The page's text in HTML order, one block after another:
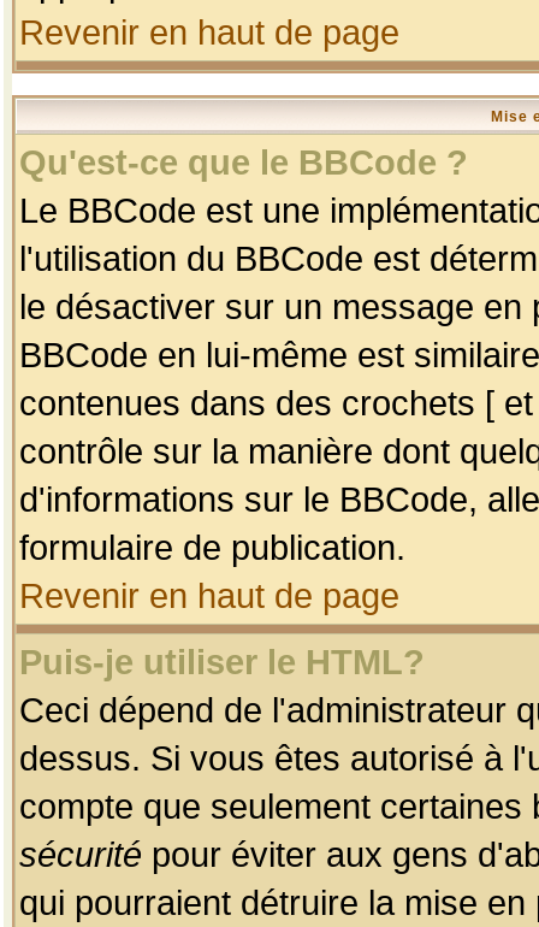
Revenir en haut de page
Mise
Qu'est-ce que le BBCode ?
Le BBCode est une
l'utilisation du BBCode est
le désactiver sur un message
BBCode en lui-même est
contenues dans des crochets [
contrôle sur la manière dont
d'informations sur le BBCode,
formulaire de publication.
Revenir en haut de page
Puis-je utiliser le HTML?
Ceci dépend de l'administrateur
dessus. Si vous êtes autorisé à
compte que seulement
sécurité pour éviter aux gens
qui pourraient détruire la mise